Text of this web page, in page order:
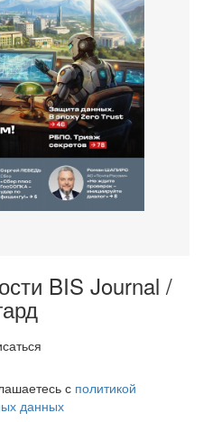
BIS Journal /
с политикой
данных